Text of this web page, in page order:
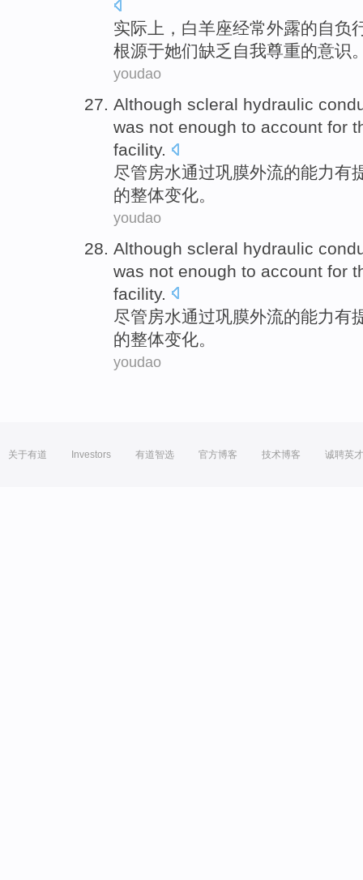
实际上， 白羊座经常外露的自负
根源于她们缺乏 自我尊重的意识
youdao
Although scleral hydraulic
was not enough to account for
facility.
尽管房水通过巩膜外流的能力有
的整体变化。
youdao
Although scleral hydraulic
was not enough to account for
facility.
尽管房水通过巩膜外流的能力有
的整体变化。
youdao
关于有道 Investors 有道智选 官方博客 技术博客 诚聘英才